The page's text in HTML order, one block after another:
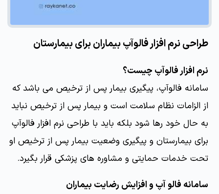
طراحی نرم افزار فالوآپ بیماران برای بیمارستان
نرم افزار فالوآپ چیست؟
سامانه فالوآپ، پیگیری بیمار پس از ترخیص می باشد که
از الزامات نظام سلامت است و بیمار پس از ترخیص نباید
به حال خود رها شود بلکه باید با طراحی نرم افزار فالوآپ
برای بیمارستان و پیگیری وضعیت بیمار پس از ترخیص او
تحت خدمات حمایتی و مشاوره های پزشکی قرار بگیرد.
سامانه فالو آپ و افزایش رضایت بیماران